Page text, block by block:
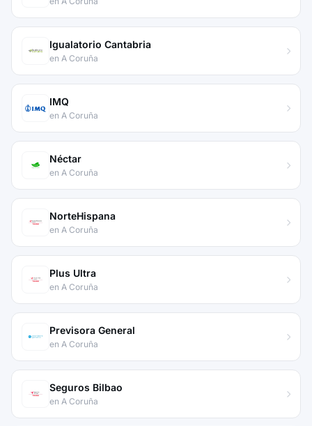
Igualatorio Cantabria
en A Coruña
IMQ
en A Coruña
Néctar
en A Coruña
NorteHispana
en A Coruña
Plus Ultra
en A Coruña
Previsora General
en A Coruña
Seguros Bilbao
en A Coruña